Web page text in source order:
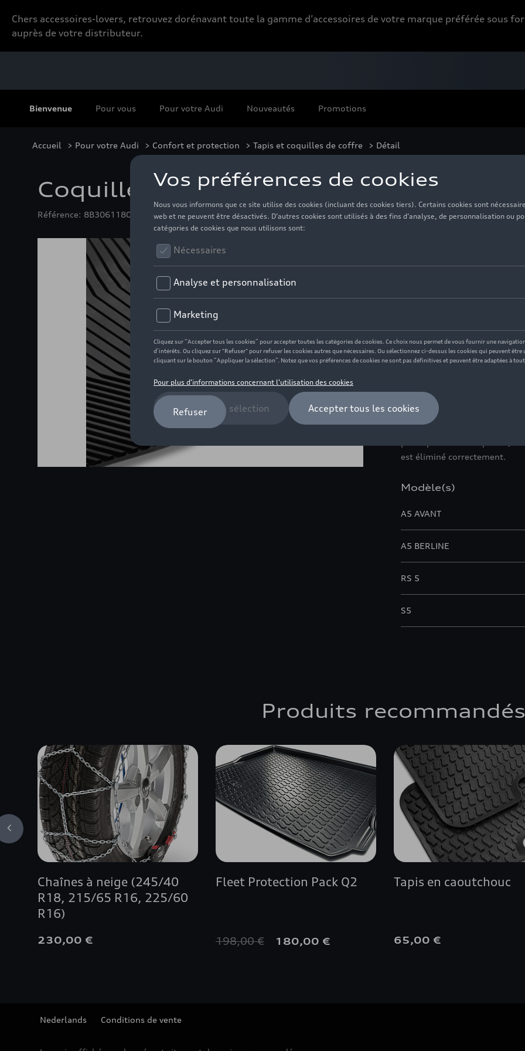
Chers accessoires-lovers, retrouvez dorénavant toute la gamme d’accessoires de votre marque préférée sous
auprès de votre distributeur.
Bienvenue Pour vous Pour votre Audi Nouveautés Promotions
Accueil > Pour votre Audi > Confort et protection > Tapis et coquilles de coffre > Détail
Coquille de coffre
Référence: 8B3061180
Description
La coquille de coffre de
bord périphérique permet de
est éliminé correctement.
Modèle(s)
A5 AVANT
A5 BERLINE
RS 5
S5
Produits
Chaînes à neige (245/40
R18, 215/65 R16, 225/60
R16)
230,00 €
Fleet Protection Pack Q2
198,00 € 180,00 €
Tapis en caoutchouc
65,00 €
Nederlands Conditions de vente